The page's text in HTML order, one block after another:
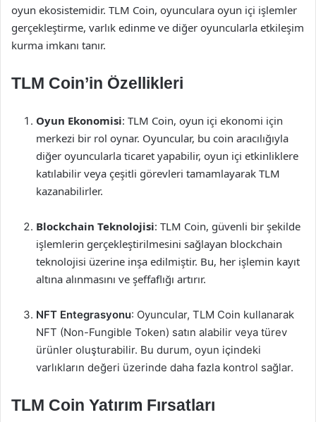
oyun ekosistemidir. TLM Coin, oyunculara oyun içi işlemler
gerçekleştirme, varlık edinme ve diğer oyuncularla etkileşim
kurma imkanı tanır.
TLM Coin’in Özellikleri
Oyun Ekonomisi: TLM Coin, oyun içi ekonomi için
merkezi bir rol oynar. Oyuncular, bu coin aracılığıyla
diğer oyuncularla ticaret yapabilir, oyun içi etkinliklere
katılabilir veya çeşitli görevleri tamamlayarak TLM
kazanabilirler.
Blockchain Teknolojisi: TLM Coin, güvenli bir şekilde
işlemlerin gerçekleştirilmesini sağlayan blockchain
teknolojisi üzerine inşa edilmiştir. Bu, her işlemin kayıt
altına alınmasını ve şeffaflığı artırır.
NFT Entegrasyonu: Oyuncular, TLM Coin kullanarak
NFT (Non-Fungible Token) satın alabilir veya türev
ürünler oluşturabilir. Bu durum, oyun içindeki
varlıkların değeri üzerinde daha fazla kontrol sağlar.
TLM Coin Yatırım Fırsatları